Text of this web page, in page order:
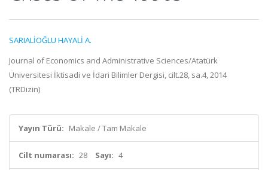
SARIALİOĞLU HAYALİ A.
Journal of Economics and Administrative Sciences/Atatürk
Üniversitesi İktisadi ve İdari Bilimler Dergisi, cilt.28, sa.4, 2014
(TRDizin)
Yayın Türü: Makale / Tam Makale
Cilt numarası: 28 Sayı: 4